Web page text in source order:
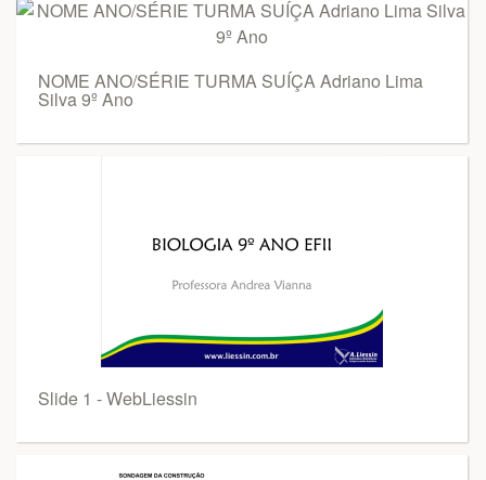
NOME ANO/SÉRIE TURMA SUÍÇA Adriano Lima
Silva 9º Ano
Slide 1 - WebLiessin